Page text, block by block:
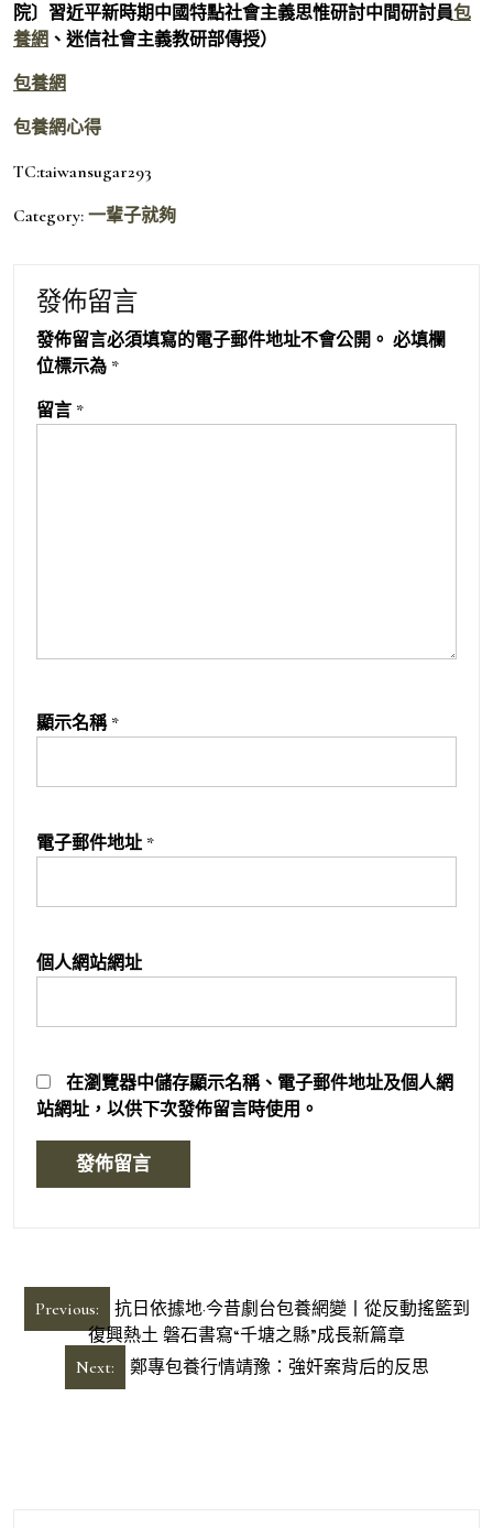
院〕習近平新時期中國特點社會主義思惟研討中間研討員包
養網 、迷信社會主義教研部傳授）
包養網
包養網心得
TC:taiwansugar293
Category: 一輩子就夠
發佈留言
發佈留言必須填寫的電子郵件地址不會公開。 必填欄
位標示為 *
留言 *
顯示名稱 *
電子郵件地址 *
個人網站網址
在瀏覽器中儲存顯示名稱、電子郵件地址及個人網
站網址，以供下次發佈留言時使用。
文
章
Previous:
抗日依據地·今昔劇台包養網變丨從反動搖籃到
復興熱土 磐石書寫“千塘之縣”成長新篇章
Next:
鄭專包養行情靖豫：強奸案背后的反思